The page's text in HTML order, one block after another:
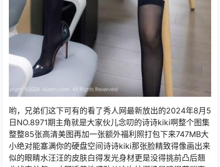
哟，兄弟们这下可有的看了秀人网最新放出的2024年8月5
日NO.8971期主角就是大家伙儿念叨的诗诗kiki啊整个图集
整整85张高清美图再加一张额外福利照打包下来747MB大
小绝对能塞满你的硬盘空间诗诗kiki那张脸精致得像画出来
似的眼睛水汪汪的皮肤白得发光身材更是没得挑前凸后翘